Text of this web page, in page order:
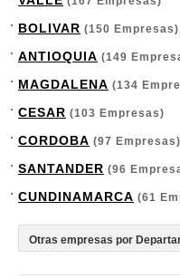
BOLIVAR (150 Empresas)
ANTIOQUIA (149
MAGDALENA (134
CESAR (103 Empresas)
CORDOBA (97 Empresas)
SANTANDER (96
CUNDINAMARCA (61